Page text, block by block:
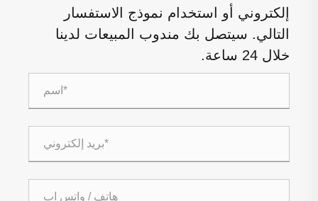
إلكتروني أو استخدام نموذج الاستفسار
التالي. سيتصل بك مندوب المبيعات لدينا
خلال 24 ساعة.